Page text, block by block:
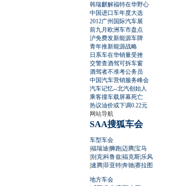
韩瑞麒解福特在华野心
中国进口车年度大选
2012广州国际汽车展
前九月欧洲车市盘点
沪免费发新能源车牌
青年推新能源战略
日系车在华销量受挫
交警查酒驾可拆车窗
酒驾者不准考公务员
中国汽车营销服务峰会
汽车记忆--北汽创始人
乘客撞车载屏幕死亡
热议油价或下调0.22元
网站导航
SAA搜狐车会
车型车会
|福瑞迪|狮跑|迈腾|宝马
|别克|科鲁兹|福克斯|乐风
|速腾|菲亚特|奔驰|赛拉图
地方车会